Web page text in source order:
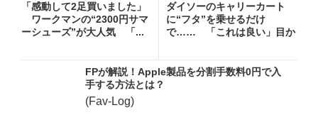
「感動して2足買いました」
ワークマンの“2300円サマ
ーシューズ”が大人気 「...
ダイソーのキャリーカート
に“フタ”を乗せるだけ
で…… 「これは良い」目か
FPが解説！Apple製品を分割手数料0円で入
手する方法とは？
(Fav-Log)